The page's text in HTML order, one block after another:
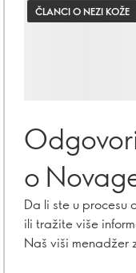
ČLANCI O NEZI KOŽE
o
Da li ste u procesu
ili tražite više informacija o
Naš viši menadžer